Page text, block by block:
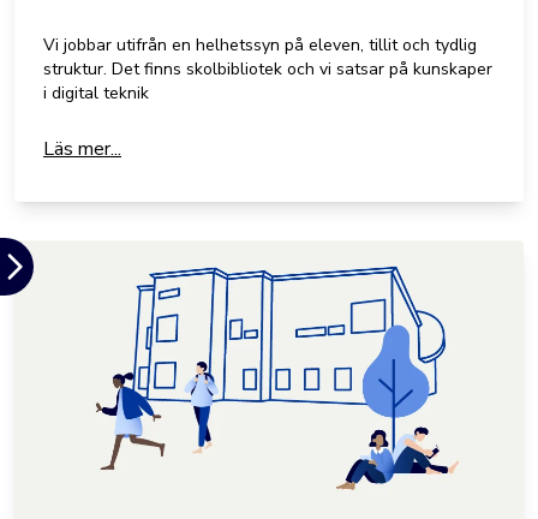
Vi jobbar utifrån en helhetssyn på eleven, tillit och tydlig
struktur. Det finns skolbibliotek och vi satsar på kunskaper
i digital teknik
Läs mer...